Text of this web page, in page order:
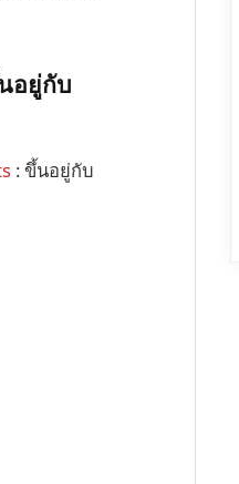
อยู่กับ
: ขึ้นอยู่กับ